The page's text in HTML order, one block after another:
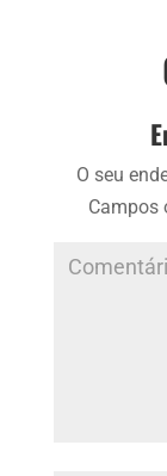
O seu
Campos